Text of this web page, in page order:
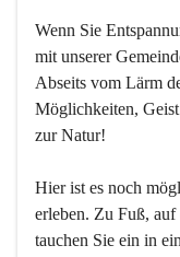
Wenn Sie
mit unserer
Abseits vom Lärm
Möglichkeiten,
zur Natur!
Hier ist es noch
erleben. Zu Fuß,
tauchen Sie ein in